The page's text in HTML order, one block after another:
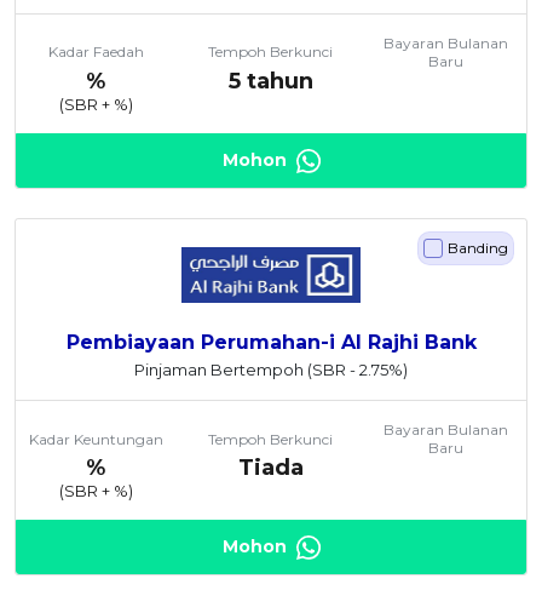
Kadar Faedah
%
(SBR + %)
Tempoh Berkunci
5 tahun
Bayaran Bulanan
Baru
Mohon
Pembiayaan Perumahan-i Al Rajhi Bank
Pinjaman Bertempoh (SBR - 2.75%)
Kadar Keuntungan
%
(SBR + %)
Tempoh Berkunci
Tiada
Bayaran Bulanan
Baru
Banding
Mohon